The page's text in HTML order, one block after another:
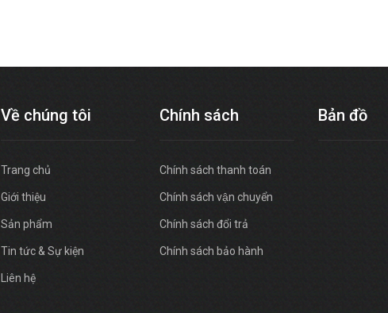
Về chúng tôi
Trang chủ
Giới thiệu
Sản phẩm
Tin tức & Sự kiện
Liên hệ
Chính sách
Chính sách thanh toán
Chính sách vận chuyển
Chính sách đổi trả
Chính sách bảo hành
Bản đồ